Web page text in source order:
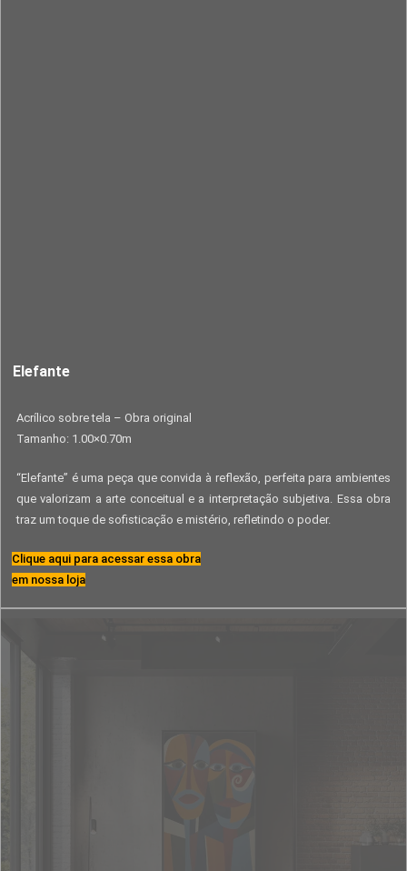
Elefante
Acrílico sobre tela – Obra original
Tamanho: 1.00×0.70m
“Elefante” é uma peça que convida à reflexão, perfeita para ambientes
que valorizam a arte conceitual e a interpretação subjetiva. Essa obra
traz um toque de sofisticação e mistério, refletindo o poder.
Clique aqui para acessar essa obra
em nossa loja